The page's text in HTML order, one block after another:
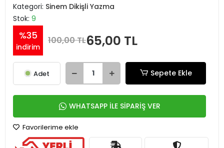
Kategori: Sinem Dikişli Yazma
Stok: 9
%35
indirim
100,00 TL65,00 TL
Adet Sepete Ekle
WHATSAPP İLE SİPARİŞ VER
Favorilerime ekle